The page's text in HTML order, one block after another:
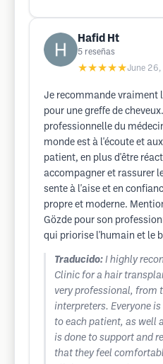
Hafid Ht
5 reseñas
★★★★★June
Je recommande vraiment
pour une greffe de
professionnelle du
monde est à l'écoute et
patient, en plus d'être
accompagner et rassurer
sente à l'aise et en
propre et moderne.
Gözde pour son
qui priorise l'humain et le
Traducido: I highly
Clinic for a hair
very professional, from
interpreters. Everyone
to each patient, as well
is done to support and
that they feel